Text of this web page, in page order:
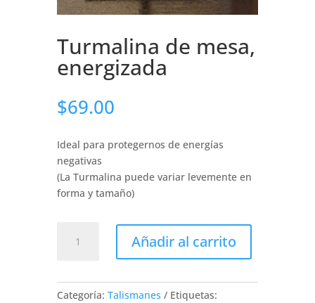
Turmalina de mesa,
energizada
$69.00
Ideal para protegernos de energías
negativas
(La Turmalina puede variar levemente en
forma y tamaño)
cantidad
Añadir al carrito
Categoría: Talismanes
Etiquetas: